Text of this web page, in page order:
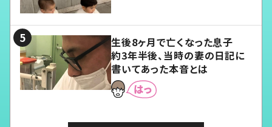
生後8ヶ月で亡くなった息子
約3年半後、当時の妻の日記に
書いてあった本音とは